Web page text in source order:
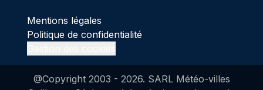
Mentions légales
Politique de confidentialité
@Copyright 2003 - 2026. SARL Météo-villes